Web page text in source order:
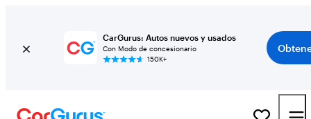
CarGurus: Autos nuevos y usados
Con Modo de concesionario
150K+